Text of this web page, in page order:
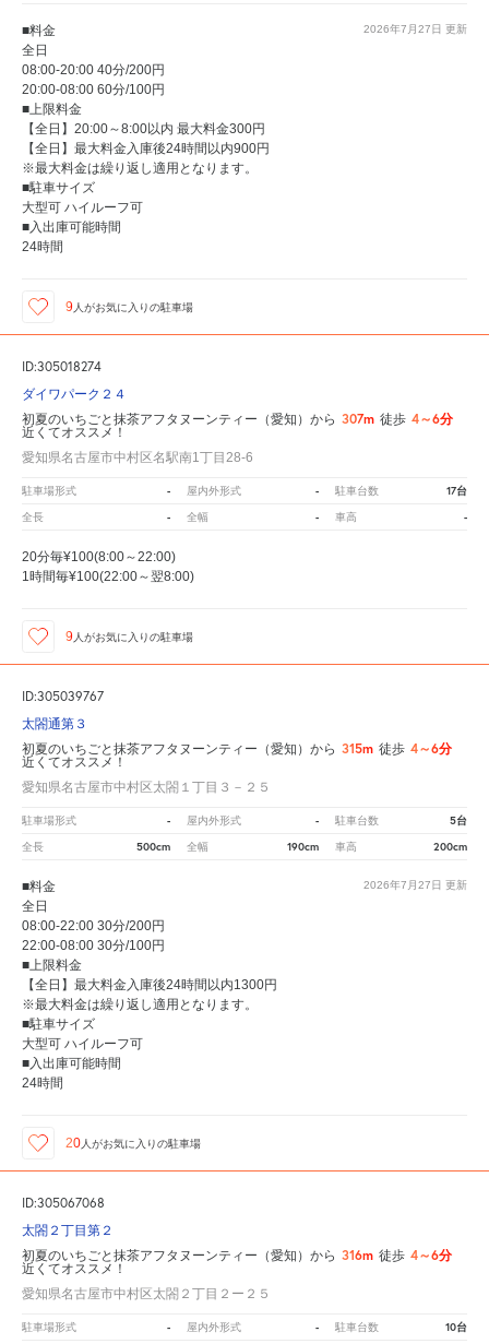
2026年7月27日 更新
■料金
全日
08:00-20:00 40分/200円
20:00-08:00 60分/100円
■上限料金
【全日】20:00～8:00以内 最大料金300円
【全日】最大料金入庫後24時間以内900円
※最大料金は繰り返し適用となります。
■駐車サイズ
大型可 ハイルーフ可
■入出庫可能時間
24時間
9人がお気に入りの駐車場
ID:305018274
ダイワパーク２４
初夏のいちごと抹茶アフタヌーンティー（愛知）から 307m 徒歩 4～6分
近くてオススメ！
愛知県名古屋市中村区名駅南1丁目28-6
駐車場形式 - 屋内外形式 - 駐車台数 17台
全長 - 全幅 - 車高 -
20分毎¥100(8:00～22:00)
1時間毎¥100(22:00～翌8:00)
9人がお気に入りの駐車場
ID:305039767
太閤通第３
初夏のいちごと抹茶アフタヌーンティー（愛知）から 315m 徒歩 4～6分
近くてオススメ！
愛知県名古屋市中村区太閤１丁目３－２５
駐車場形式 - 屋内外形式 - 駐車台数 5台
全長 500cm 全幅 190cm 車高 200cm
2026年7月27日 更新
■料金
全日
08:00-22:00 30分/200円
22:00-08:00 30分/100円
■上限料金
【全日】最大料金入庫後24時間以内1300円
※最大料金は繰り返し適用となります。
■駐車サイズ
大型可 ハイルーフ可
■入出庫可能時間
24時間
20人がお気に入りの駐車場
ID:305067068
太閤２丁目第２
初夏のいちごと抹茶アフタヌーンティー（愛知）から 316m 徒歩 4～6分
近くてオススメ！
愛知県名古屋市中村区太閤２丁目２ー２５
駐車場形式 - 屋内外形式 - 駐車台数 10台